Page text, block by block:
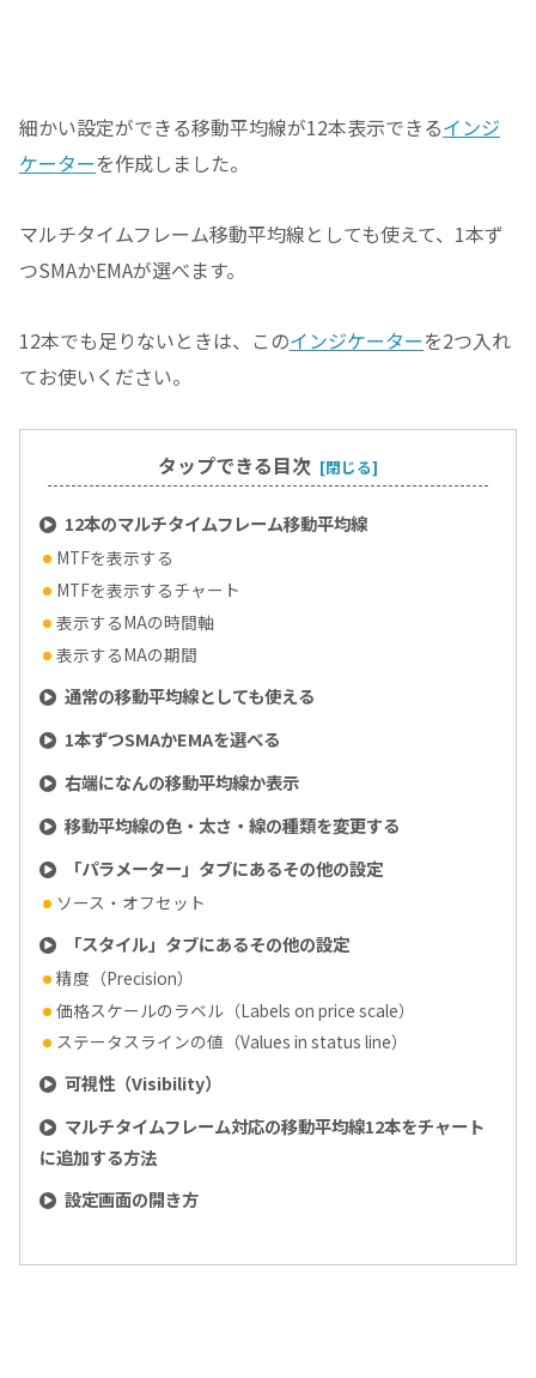
細かい設定ができる移動平均線が12本表示できるインジ
ケーターを作成しました。
マルチタイムフレーム移動平均線としても使えて、1本ず
つSMAかEMAが選べます。
12本でも足りないときは、このインジケーターを2つ入れ
てお使いください。
タップできる目次
12本のマルチタイムフレーム移動平均線
MTFを表示する
MTFを表示するチャート
表示するMAの時間軸
表示するMAの期間
通常の移動平均線としても使える
1本ずつSMAかEMAを選べる
右端になんの移動平均線か表示
移動平均線の色・太さ・線の種類を変更する
「パラメーター」タブにあるその他の設定
ソース・オフセット
「スタイル」タブにあるその他の設定
精度（Precision）
価格スケールのラベル（Labels on price scale）
ステータスラインの値（Values in status line）
可視性（Visibility）
マルチタイムフレーム対応の移動平均線12本をチャート
に追加する方法
設定画面の開き方